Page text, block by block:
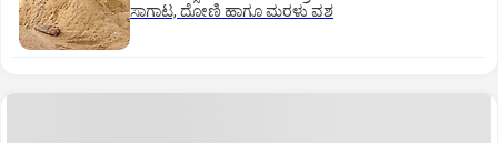
ಸಾಗಾಟ, ದೋಣಿ ಹಾಗೂ ಮರಳು ವಶ